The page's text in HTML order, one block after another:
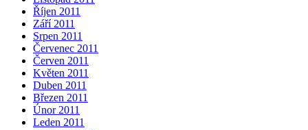
Říjen 2011
Září 2011
Srpen 2011
Červenec 2011
Červen 2011
Květen 2011
Duben 2011
Březen 2011
Únor 2011
Leden 2011